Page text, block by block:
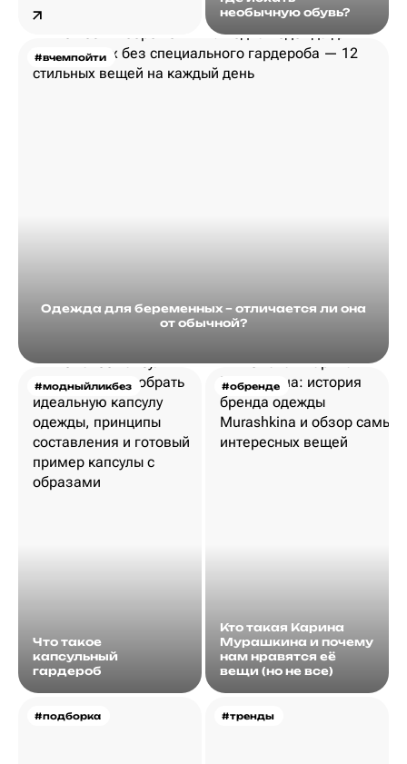
необычную обувь?
#вчемпойти
Одежда для беременных – отличается ли она
от обычной?
#модныйликбез
Что такое
капсульный
гардероб
#обренде
Кто такая Карина
Мурашкина и почему
нам нравятся её
вещи (но не все)
#подборка #тренды